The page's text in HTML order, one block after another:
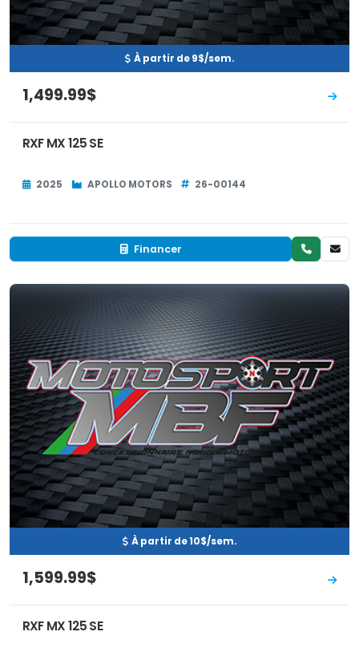
À partir de 9$/sem.
1,499.99$
RXF MX 125 SE
2025 APOLLO MOTORS 26-00144
Financer
Neuf
À partir de 10$/sem.
1,599.99$
RXF MX 125 SE